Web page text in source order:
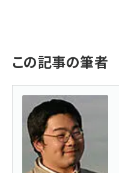
この記事の筆者